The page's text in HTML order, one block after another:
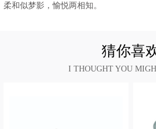
柔和似梦影，愉悦两相知。
猜你喜
I THOUGHT YOU